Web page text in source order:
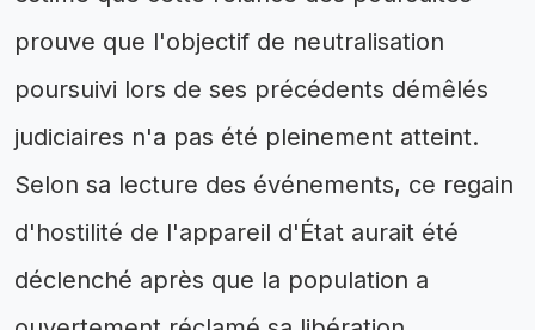
prouve que l'objectif de neutralisation
poursuivi lors de ses précédents démêlés
judiciaires n'a pas été pleinement atteint.
Selon sa lecture des événements, ce regain
d'hostilité de l'appareil d'État aurait été
déclenché après que la population a